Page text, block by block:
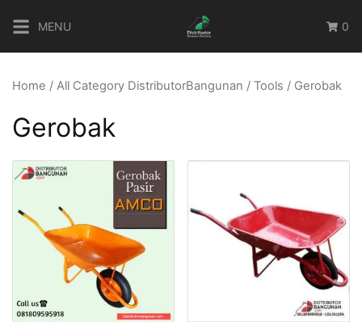
content
MENU 0
Home / All Category DistributorBangunan / Tools / Gerobak
Gerobak